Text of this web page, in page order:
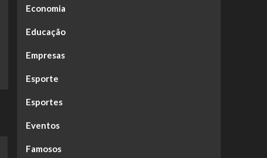
Economia
Educação
Empresas
Esporte
Esportes
Eventos
Famosos